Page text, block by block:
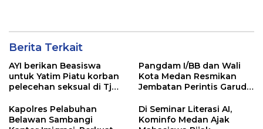
Berita Terkait
AYI berikan Beasiswa
untuk Yatim Piatu korban
pelecehan seksual di Tj
Pangdam I/BB dan Wali
Kota Medan Resmikan
Jembatan Perintis Garuda,
Medan Polonia-Johor-
Maimun
Kapolres Pelabuhan
Belawan Sambangi
Di Seminar Literasi AI,
Kominfo Medan Ajak